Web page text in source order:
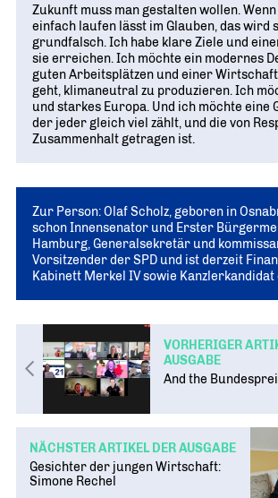
Zukunft muss man gestalten wollen. Wenn
einfach laufen lässt im Glauben, das wird
grundfalsch. Ich habe klare Ziele und
sie erreichen. Ich möchte ein modernes
guten Arbeitsplätzen und einer
geht, klimaneutral zu produzieren. Ich
und starkes Europa. Und ich möchte eine
der jeder gleich viel zählt, und die von
Zusammenhalt getragen ist.
Zur Person: Olaf Scholz, geboren in
schon Innensenator und Erster
Hamburg, Generalsekretär und
Vorsitzender der SPD und ist derzeit
Kabinett Merkel IV sowie Kanzlerkandidat
VORHERIGER
AUSGABE
And the
NÄCHSTER ARTIKEL DER AUSGABE
Gesichter der jungen Wirtschaft:
Simone Rechel